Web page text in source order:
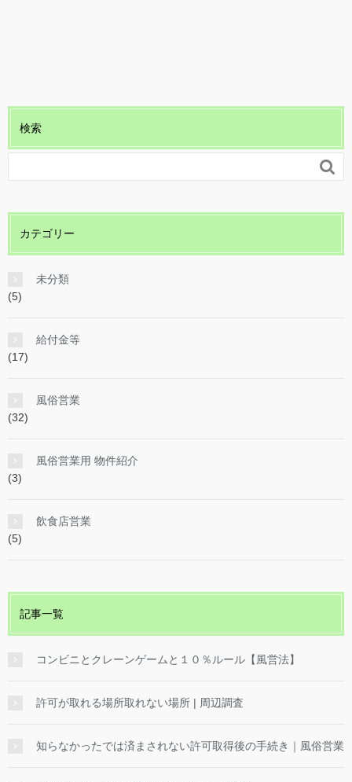
検索

カテゴリー
未分類
(5)
給付金等
(17)
風俗営業
(32)
風俗営業用 物件紹介
(3)
飲食店営業
(5)
記事一覧
コンビニとクレーンゲームと１０％ルール【風営法】
許可が取れる場所取れない場所 | 周辺調査
知らなかったでは済まされない許可取得後の手続き｜風俗営業